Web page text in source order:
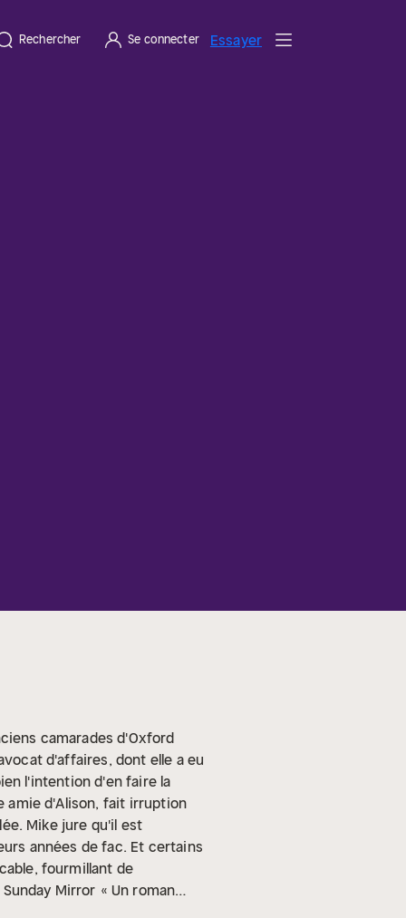
Rechercher Se connecter Essayer
camarades d'Oxford
d'affaires, dont elle a eu
l'intention d'en faire la
amie d'Alison, fait irruption
Mike jure qu'il est
années de fac. Et certains
fourmillant de
Mirror « Un roman